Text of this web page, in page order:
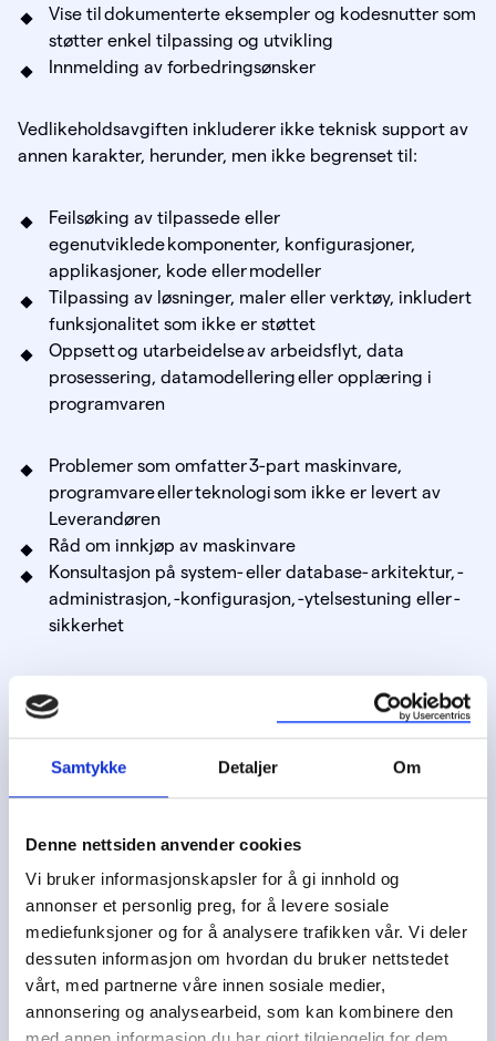
Samtykke Detaljer Om
Denne nettsiden anvender cookies
Vi bruker informasjonskapsler for å gi innhold og
annonser et personlig preg, for å levere sosiale
mediefunksjoner og for å analysere trafikken vår. Vi deler
dessuten informasjon om hvordan du bruker nettstedet
vårt, med partnerne våre innen sosiale medier,
annonsering og analysearbeid, som kan kombinere den
Vise til dokumenterte eksempler og kodesnutter som
støtter enkel tilpassing og utvikling
Innmelding av forbedringsønsker
Vedlikeholdsavgiften inkluderer ikke teknisk support av
annen karakter, herunder, men ikke begrenset til:
Feilsøking av tilpassede eller
egenutviklede komponenter, konfigurasjoner,
applikasjoner, kode eller modeller
Tilpassing av løsninger, maler eller verktøy, inkludert
funksjonalitet som ikke er støttet
Oppsett og utarbeidelse av arbeidsflyt, data
prosessering, datamodellering eller opplæring i
programvaren
Problemer som omfatter 3-part maskinvare,
programvare eller teknologi som ikke er levert av
Leverandøren
Råd om innkjøp av maskinvare
Konsultasjon på system- eller database- arkitektur, -
administrasjon, -konfigurasjon, -ytelsestuning eller -
sikkerhet
bestilles av Kunden. Bistanden faktureres da etter
Leverandørens til enhver tid gjeldende satser for
konsulentbistand.
Autoriserte kontaktpersoner
Kunden kan utnevne et begrenset antall autoriserte
kontaktpersoner for å melde inn saker til Teknisk
Support. Hvem som er tildelt denne rollen kan når som
helst endres ved å kontakte teknisk support hos